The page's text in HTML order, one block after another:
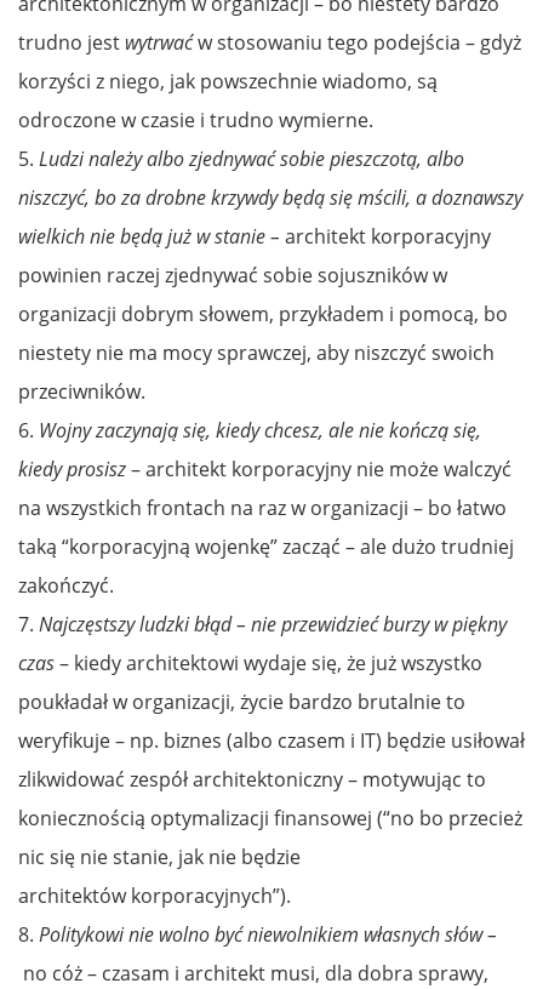
trudno jest wytrwaćw stosowaniu tego podejścia – gdyż
korzyści z niego, jak powszechnie wiadomo, są
odroczone w czasie i trudno wymierne.
5. Ludzi na­leży al­bo zjed­ny­wać so­bie pie­szczotą, al­bo
niszczyć, bo za drob­ne krzyw­dy będą się mści­li, a doz­naw­szy
wiel­kich nie będą już w stanie – architekt korporacyjny
powinien raczej zjednywać sobie sojuszników w
organizacji dobrym słowem, przykładem i pomocą, bo
niestety nie ma mocy sprawczej, aby niszczyć swoich
przeciwników.
6. Woj­ny zaczy­nają się, kiedy chcesz, ale nie kończą się,
kiedy prosisz– architekt korporacyjny nie może walczyć
na wszystkich frontach na raz w organizacji – bo łatwo
taką “korporacyjną wojenkę” zacząć – ale dużo trudniej
zakończyć.
7. Naj­częstszy ludzki błąd – nie prze­widzieć burzy w piękny
czas– kiedy architektowi wydaje się, że już wszystko
poukładał w organizacji, życie bardzo brutalnie to
weryfikuje – np. biznes (albo czasem i IT) będzie usiłował
zlikwidować zespół architektoniczny – motywując to
koniecznością optymalizacji finansowej (“no bo przecież
nic się nie stanie, jak nie będzie
architektów korporacyjnych”).
8. Po­lity­kowi nie wol­no być niewol­ni­kiem włas­nych słów –
no cóż – czasam i architekt musi, dla dobra sprawy,